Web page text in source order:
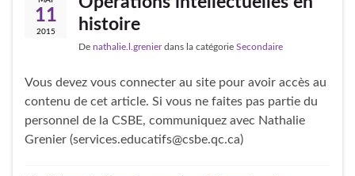
11
2015
histoire
De nathalie.l.grenierdans la catégorie Secondaire
Vous devez vous connecter au site pour avoir accès au
contenu de cet article. Si vous ne faites pas partie du
personnel de la CSBE, communiquez avec Nathalie
Grenier (services.educatifs@csbe.qc.ca)